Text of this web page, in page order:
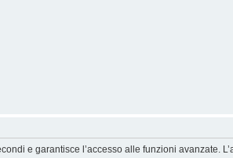
e garantisce l’accesso alle funzioni avanzate.